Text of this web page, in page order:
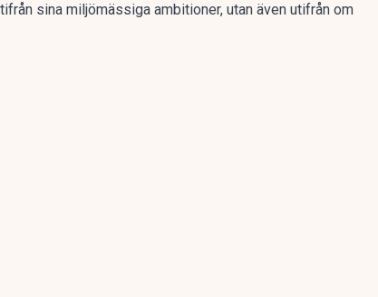
sina miljömässiga ambitioner, utan även utifrån om